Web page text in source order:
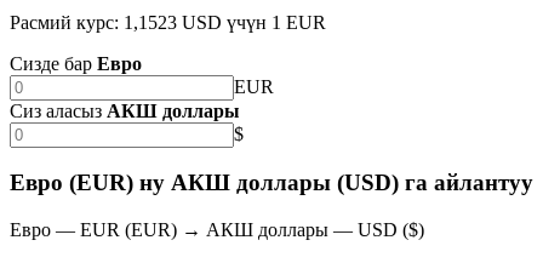
Расмий курс: 1,1523 USD үчүн 1 EUR
Сизде бар Евро
EUR
Сиз аласыз АКШ доллары
$
Евро (EUR) ну АКШ доллары (USD) га айлантуу
Евро — EUR (EUR) → АКШ доллары — USD ($)